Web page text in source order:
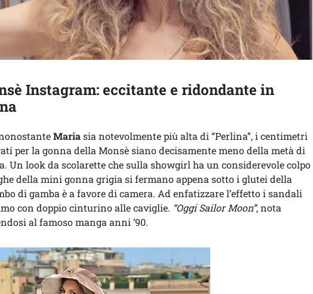
Instagram: eccitante e ridondante in
Mariasia notevolmente più alta di “Perlina”, i centimetri
per la gonna della Monsè siano decisamente meno della metà di
Un look da scolarette che sulla showgirl ha un considerevole colpo
della mini gonna grigia si fermano appena sotto i glutei della
di gamba è a favore di camera. Ad enfatizzare l’effetto i sandali
con doppio cinturino alle caviglie. “Oggi Sailor Moon”, nota
al famoso manga anni ’90.